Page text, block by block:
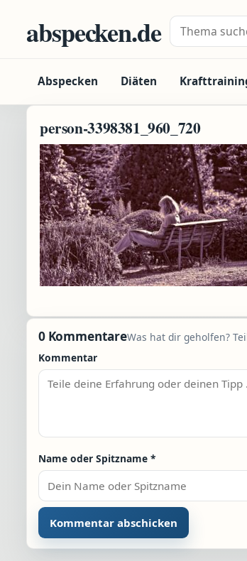
abspecken.de Suche nach:
Abspecken Diäten
person-3398381_960_720
0 KommentareWas hat dir geholfen?
Kommentar
Name oder Spitzname *